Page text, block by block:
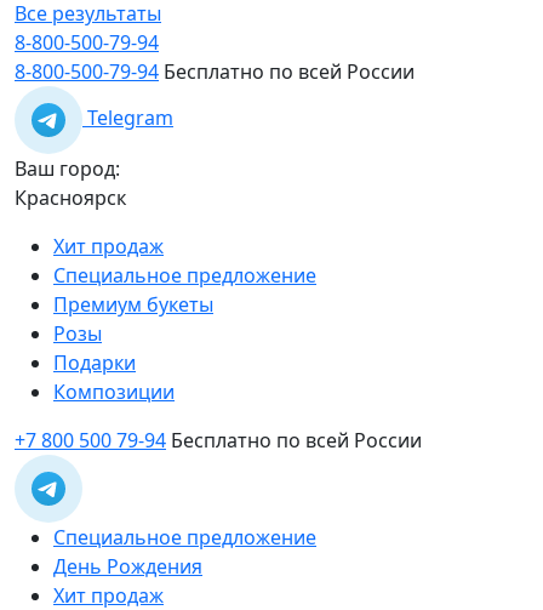
Все результаты
8-800-500-79-94
8-800-500-79-94 Бесплатно по всей России
Telegram
Ваш город:
Красноярск
Хит продаж
Специальное предложение
Премиум букеты
Розы
Подарки
Композиции
+7 800 500 79-94 Бесплатно по всей России
Специальное предложение
День Рождения
Хит продаж